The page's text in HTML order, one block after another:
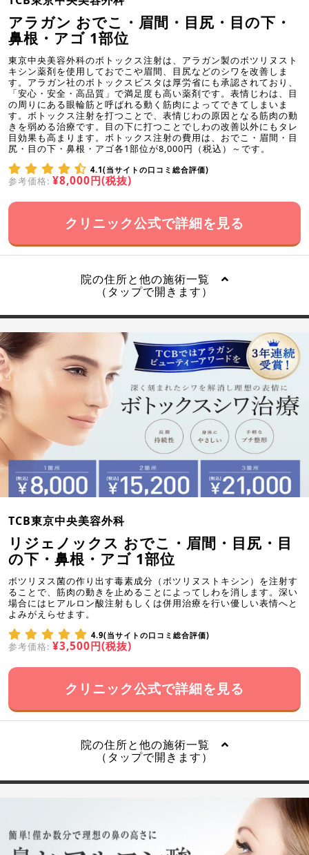
アラガン おでこ・眉間・目尻・目の下・
鼻根・アゴ 1部位
東京中央美容外科のボトックス注射は、アラガン製のボツリヌスト
キシン薬剤を使用しておでこや眉間、目尻などのシワを改善しま
す。アラガン社のボトックスビスタは厚労省にも承認されており、
「安心・安全・高品質」で満足度も高い薬剤です。表情じわは、目
の周りにある眼輪筋と呼ばれる動く筋肉によってできてしまいま
す。ボトックス注射を打つことで、表情じわの原因となる筋肉の動
きを弱める治療です。目の下に打つことでしわの改善以外にもタレ
目効果も高まります。ボトックス注射の費用は、おでこ・眉間・目
尻・目の下・鼻根・アゴ各1部位が8,000円（税込）～です。
4.1(当サイトの口コミ総合評価)
参考価格: ¥8,000円(税抜)
クリニック公式で詳細を見る
院の住所と他の施術一覧
（タップで開きます）
TCB東京中央美容外科
リジェノックス おでこ・眉間・目尻・目
の下・鼻根・アゴ 1部位
ボツリヌス菌の作り出す毒素成分（ボツリヌストキシン）を注射す
ることで、筋肉の動きを止めることによってしわを消します。深い
場合にはヒアルロン酸注射もしくは併用治療を行い優しい表情へと
よみがえらせます。
4.9(当サイトの口コミ総合評価)
参考価格: ¥3,500円(税抜)
クリニック公式で詳細を見る
院の住所と他の施術一覧
（タップで開きます）